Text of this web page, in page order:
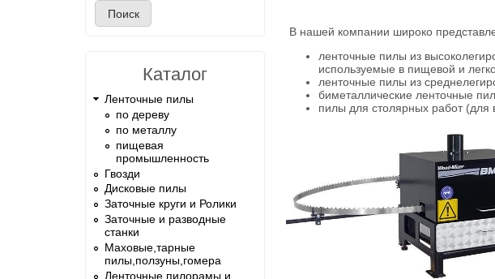
Каталог
Ленточные пилы
по дереву
по металлу
пищевая
промышленность
Гвозди
Дисковые пилы
Заточные круги и Ролики
Заточные и разводные
станки
Маховые,тарные
пилы,ползуны,гомера
Ленточные пилорамы и
В нашей компании широко
ленточные пилы из
используемые в пищевой и
ленточные пилы из
биметаллические ленточные
пилы для столярных работ (для